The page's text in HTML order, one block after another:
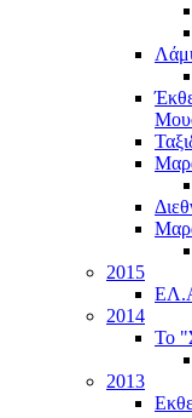
2015
2014
Το
2013